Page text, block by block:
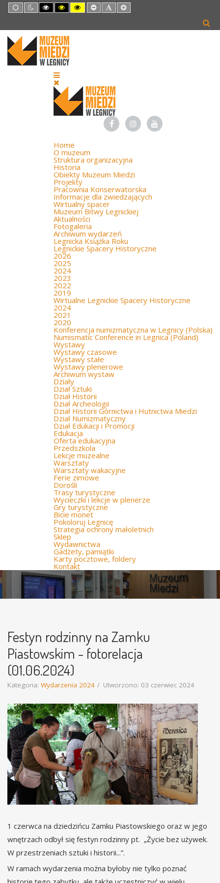
Default
mode
Night
mode
High
Contrast
mode
High
Contrast
mode
High
Contrast
mode
Set
Smaller
Set
Default
Set
Larger
Home
O muzeum
Struktura organizacyjna
Historia
Obiekty Muzeum Miedzi
Projekty
Pracownia Konserwatorska
Informacje dla zwiedzających
Wirtualny spacer
Muzeum Bitwy Legnickiej
Aktualności
Fotogaleria
Archiwum wydarzeń
Legnicka Książka Roku
Legnickie Spacery Historyczne
2026
2025
2024
2023
2022
2019
Wirtualne Legnickie Spacery Historyczne
2024
2021
2020
Konferencja numizmatyczna w Legnicy (Polska)
Numismatic Conference in Legnica (Poland)
Wystawy
Wystawy czasowe
Wystawy stałe
Wystawy plenerowe
Archiwum wystaw
Działy
Dział Sztuki
Dział Historii
Dział Archeologii
Dział Historii Górnictwa i Hutnictwa Miedzi
Dział Numizmatyczny
Dział Edukacji i Promocji
Edukacja
Oferta edukacyjna
Przedszkola
Lekcje muzealne
Warsztaty
Warsztaty wakacyjne
Ferie zimowe
Dorośli
Trasy turystyczne
Wycieczki i lekcje w plenerze
Gry turystyczne
Bicie monet
Pokoloruj Legnicę
Strategia ochrony małoletnich
Sklep
Wydawnictwa
Gadżety, pamiątki
Karty pocztowe, foldery
Kontakt
Festyn rodzinny na Zamku
Piastowskim - fotorelacja
(01.06.2024)
Kategoria: Wydarzenia 2024 Utworzono: 03 czerwiec 2024
1 czerwca na dziedzińcu Zamku Piastowskiego oraz w jego
wnętrzach odbył się festyn rodzinny pt. „Życie bez używek.
W przestrzeniach sztuki i historii...”.
W ramach wydarzenia można byłoby nie tylko poznać